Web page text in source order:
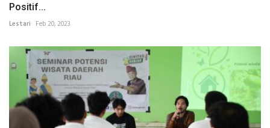
Positif...
Lestari Feb 20, 2023